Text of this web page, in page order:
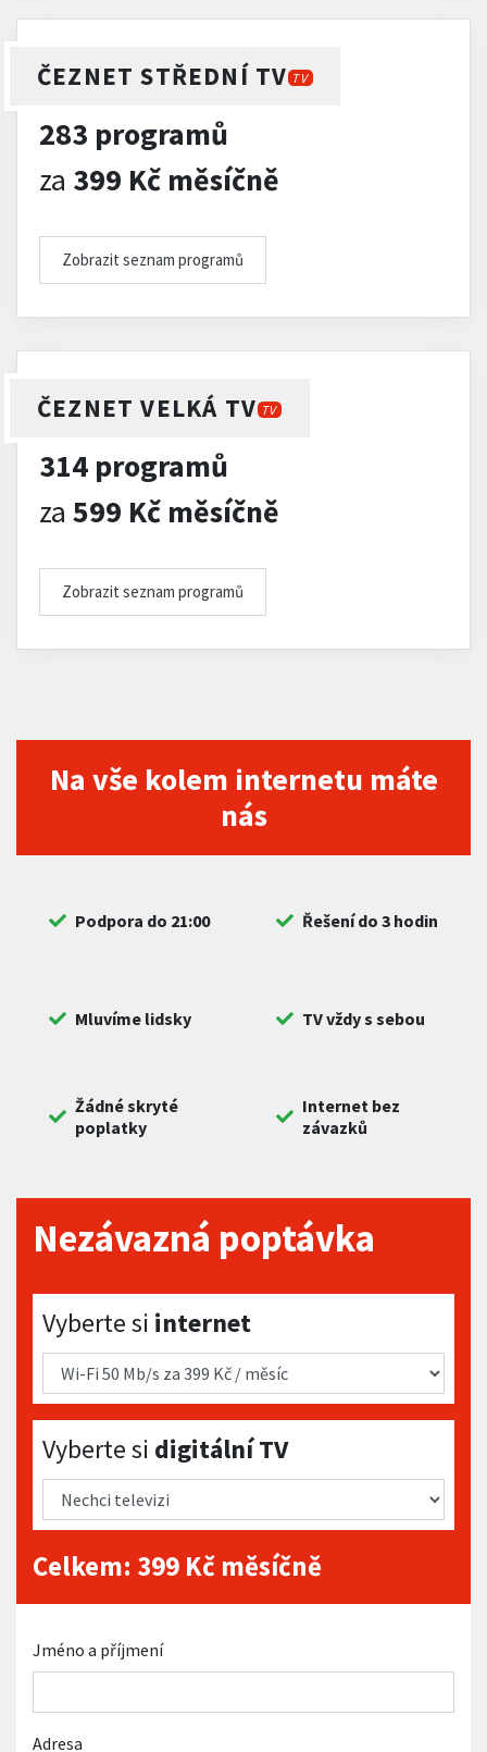
ČEZNET STŘEDNÍ TV TV
283 programů
za 399 Kč měsíčně
Zobrazit seznam programů
ČEZNET VELKÁ TV TV
314 programů
za 599 Kč měsíčně
Zobrazit seznam programů
Na vše kolem internetu máte
nás
Podpora do 21:00 Řešení do 3 hodin
Mluvíme lidsky TV vždy s sebou
Žádné skryté
poplatky
Internet bez
závazků
Nezávazná poptávka
Vyberte si internet
Vyberte si internet
Vyberte si digitální TV
Vyberte si digitální TV
Celkem: 399 Kč měsíčně
Jméno a příjmení
Adresa